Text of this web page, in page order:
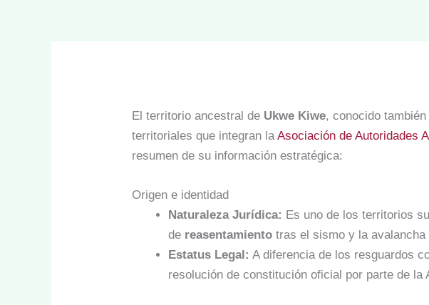
El territorio ancestral de Ukwe Kiwe, conocido
territoriales que integran laAsociación de Autoridades
resumen de su información estratégica:
Origen e identidad
Naturaleza Jurídica: Es uno de los territorios
de reasentamiento tras el sismo y la avalancha
Estatus Legal: A diferencia de los resguardos
resolución de constitución oficial por parte de la